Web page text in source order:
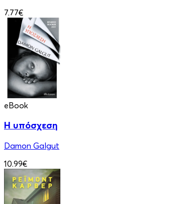
7.77€
eBook
Η υπόσχεση
Damon Galgut
10.99€